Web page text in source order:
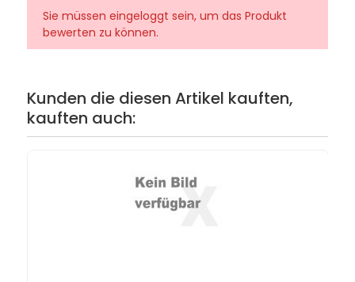
Sie müssen eingeloggt sein, um das Produkt
bewerten zu können.
Kunden die diesen Artikel kauften,
kauften auch: